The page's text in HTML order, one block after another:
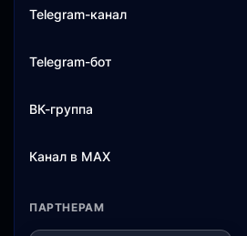
Telegram-канал
Telegram-бот
ВК-группа
Канал в MAX
ПАРТНЕРАМ